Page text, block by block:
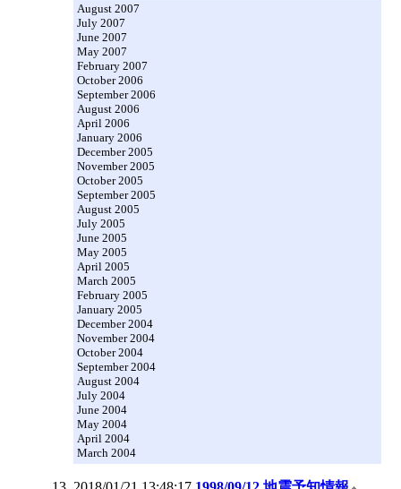
August 2007
July 2007
June 2007
May 2007
February 2007
October 2006
September 2006
August 2006
April 2006
January 2006
December 2005
November 2005
October 2005
September 2005
August 2005
July 2005
June 2005
May 2005
April 2005
March 2005
February 2005
January 2005
December 2004
November 2004
October 2004
September 2004
August 2004
July 2004
June 2004
May 2004
April 2004
March 2004